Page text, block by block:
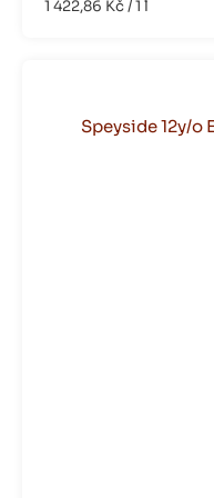
Měrná
1 422,86 Kč / 1 l
Speyside 12y/o